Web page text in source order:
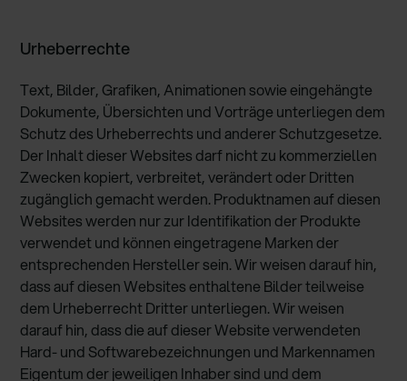
Urheberrechte
Text, Bilder, Grafiken, Animationen sowie eingehängte
Dokumente, Übersichten und Vorträge unterliegen dem
Schutz des Urheberrechts und anderer Schutzgesetze.
Der Inhalt dieser Websites darf nicht zu kommerziellen
Zwecken kopiert, verbreitet, verändert oder Dritten
zugänglich gemacht werden. Produktnamen auf diesen
Websites werden nur zur Identifikation der Produkte
verwendet und können eingetragene Marken der
entsprechenden Hersteller sein. Wir weisen darauf hin,
dass auf diesen Websites enthaltene Bilder teilweise
dem Urheberrecht Dritter unterliegen. Wir weisen
darauf hin, dass die auf dieser Website verwendeten
Hard- und Softwarebezeichnungen und Markennamen
Eigentum der jeweiligen Inhaber sind und dem